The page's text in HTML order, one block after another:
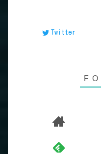
Twitter